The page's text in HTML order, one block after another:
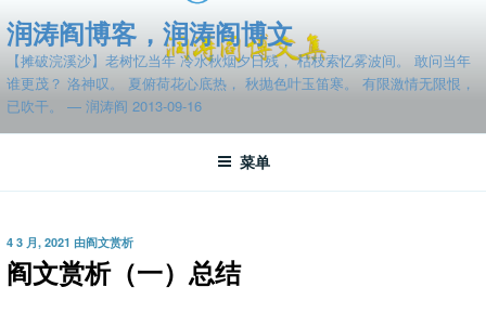
至
容
润涛阎博客，润涛阎博文
【摊破浣溪沙】老树忆当年 冷水秋烟夕日残， 枯枝索忆雾波间。 敢问当年
谁更茂？ 洛神叹。 夏俯荷花心底热， 秋抛色叶玉笛寒。 有限激情无限恨，
已吹干。 — 润涛阎 2013-09-16
菜单
发
布
于
4 3 月, 2021 由阎文赏析
阎文赏析（一）总结